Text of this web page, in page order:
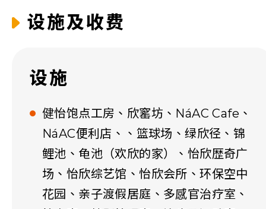
设施及收费
设施
健怡饱点工房、欣窰坊、NáAC Cafe、
NáAC便利店、、篮球场、绿欣径、锦
鲤池、龟池（欢欣的家）、怡欣歴奇广
场、怡欣综艺馆、怡欣会所、环保空中
花园、亲子渡假居庭、多感官治疗室、